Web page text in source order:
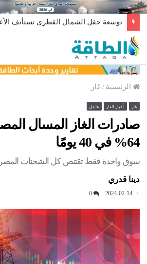
الرئيسية /غاز
غاز أخبار الغاز عاجل
صادرات الغاز المسال
64% في 40 يومًا
سوق واحدة فقط تقتنص كل الشحنات
دينا قدري
2024-02-14
0